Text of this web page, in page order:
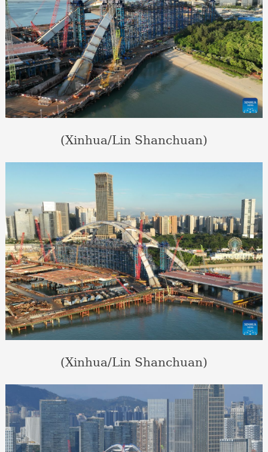
(Xinhua/Lin Shanchuan)
(Xinhua/Lin Shanchuan)